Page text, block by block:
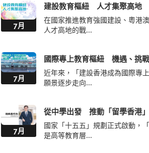
7月
建設教育樞紐 人才集聚高地
在國家推進教育強國建設、粵港
人才高地的戰...
7月
國際專上教育樞紐 機遇、挑
近年來，「建設香港成為國際專
願景逐步走向...
7月
從中學出發 推動「留學香港
國家「十五五」規劃正式啟動，
是高等教育層...